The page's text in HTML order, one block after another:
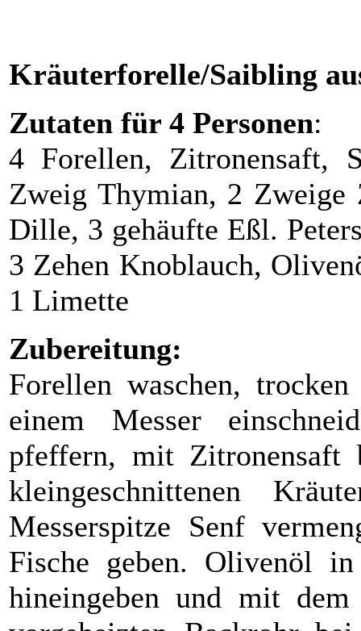
Kräuterforelle/Saibling
Zutaten für 4 Personen:
4 Forellen, Zitronensaft,
Zweig Thymian, 2 Zweige
Dille, 3 gehäufte Eßl.
3 Zehen Knoblauch,
1 Limette
Zubereitung:
Forellen waschen,
einem Messer
pfeffern, mit Zitronensaft
kleingeschnittenen
Messerspitze Senf
Fische geben. Olivenöl
hineingeben und mit